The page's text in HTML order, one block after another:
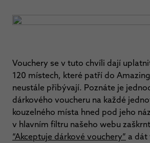
Vouchery se v tuto chvíli dají
120 místech, které patří do
neustále přibývají. Poznáte je
dárkového voucheru na každé
kouzelného místa hned pod jeho
v hlavním filtru našeho webu
“Akceptuje dárkové vouchery” a dát